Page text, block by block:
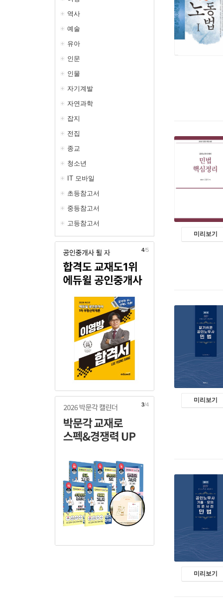
역사
예술
유아
인문
인물
자기계발
자연과학
잡지
전집
종교
청소년
IT 모바일
초등참고서
중등참고서
고등참고서
5/5
4/4
미리보기
미리보기
미리보기